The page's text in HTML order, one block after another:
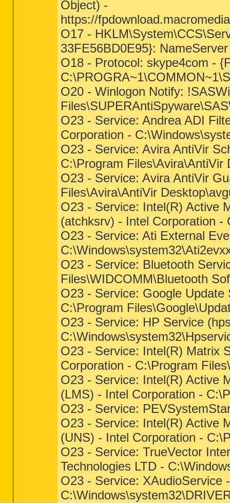
Object) -
https://
O17 -
33FE56BD0E95}:
O18 - Protocol: skype4com -
O20 - Winlogon Notify:
O23 - Service: Andrea ADI
Corporation -
O23 - Service: Avira AntiVir
C:\Program Files\Avira\AntiVir
O23 - Service: Avira AntiVir
Files\Avira\AntiVir
O23 - Service: Intel(R) Active
(atchksrv) - Intel Corporation -
O23 - Service: Ati External
O23 - Service: Bluetooth
Files\WIDCOMM\Bluetooth
O23 - Service: Google
C:\Program
O23 - Service: HP Service
O23 - Service: Intel(R) Matrix
Corporation - C:\Program
O23 - Service: Intel(R) Active
(LMS) - Intel Corporation -
O23 - Service:
O23 - Service: Intel(R) Active
(UNS) - Intel Corporation -
O23 - Service: TrueVector
Technologies LTD -
O23 - Service: XAudioService